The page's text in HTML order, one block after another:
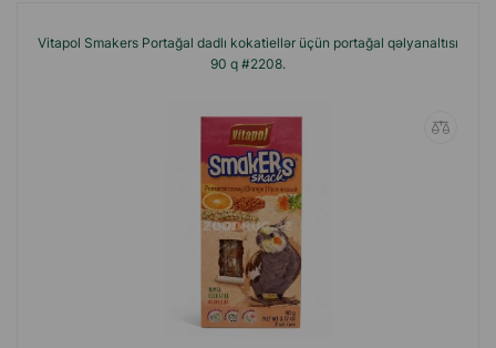
Vitapol Smakers Portağal dadlı kokatiellər üçün portağal qəlyanaltısı
90 q #2208.